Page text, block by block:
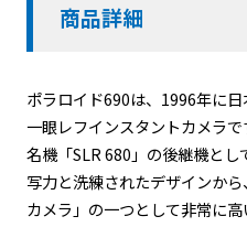
商品詳細
ポラロイド690は、1996年に
一眼レフインスタントカメラで
名機「SLR 680」の後継機と
写力と洗練されたデザインか
カメラ」の一つとして非常に高